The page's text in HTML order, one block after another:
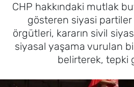
CHP hakkındaki mutlak
gösteren siyasi
örgütleri, kararın sivil
siyasal yaşama vurulan
belirterek, tepki